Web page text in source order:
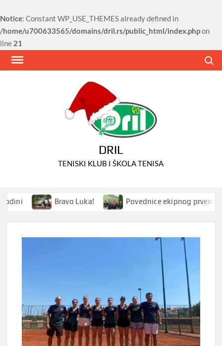
Notice: Constant WP_USE_THEMES already defined in
/home/u700633565/domains/dril.rs/public_html/index.phpon
line 21
Skip
DRIL
TENISKI KLUB I ŠKOLA TENISA
Bravo Luka! Povednice ekipnog prvenstva